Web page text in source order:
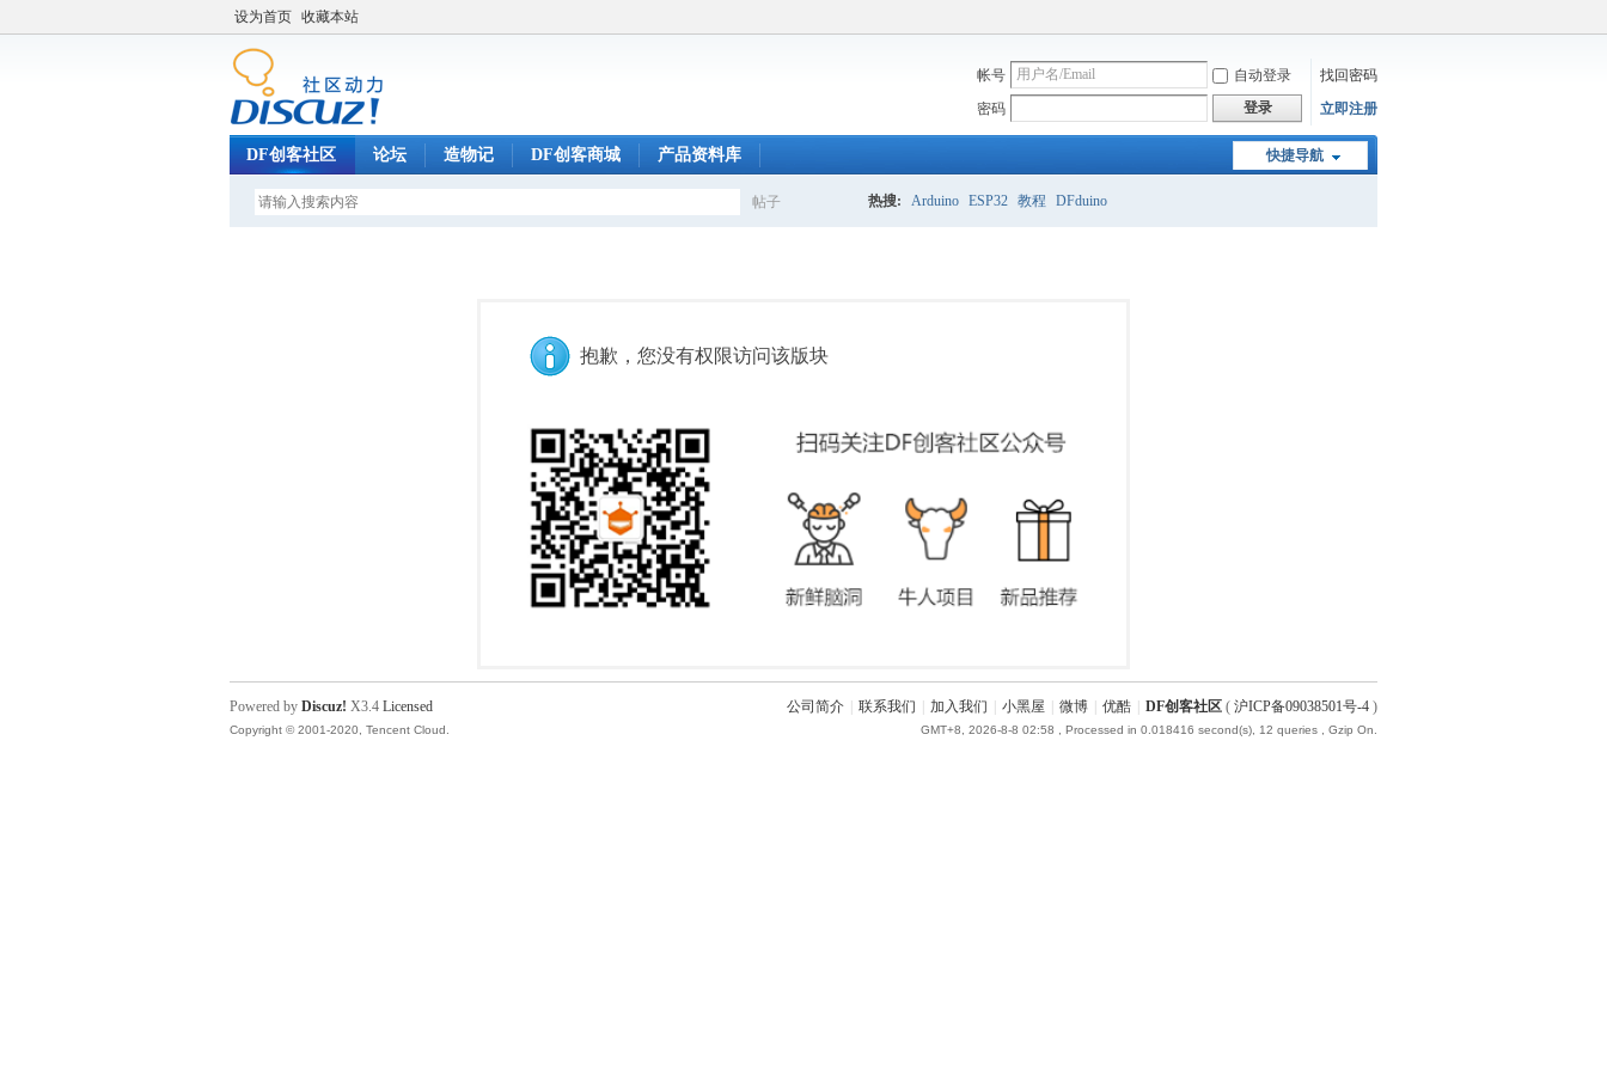
设为首页 收藏本站
帐号 自动登录
找回密码
密码
登录 立即注册
快捷导航
DF创客社区 论坛 造物记 DF创客商城 产品资料库
帖子 热搜: Arduino ESP32 教程 DFduino
抱歉，您没有权限访问该版块
公司简介 联系我们 加入我们 小黑屋 微博 优酷 DF创客社区 ( 沪ICP备09038501号-4 )
GMT+8, 2026-8-8 02:58 , Processed in 0.018416 second(s), 12 queries , Gzip On.
Powered by Discuz! X3.4 Licensed
Copyright © 2001-2020, Tencent Cloud.